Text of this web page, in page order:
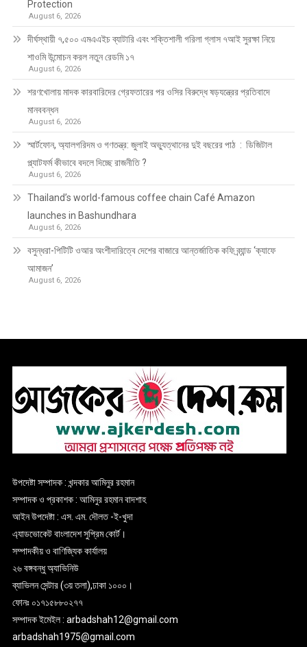
Protection
August 6, 2026
দীর্ঘস্থায়ী ৭,৫০০ এমএএইচ ব্যাটারি এবং শক্তিশালী গরিলা গ্লাস ৭আই সুরক্ষা নিয়ে
শাওমি উন্মোচন করল নতুন রেডমি ১৭
August 6, 2026
শরণখোলায় মাদক কারবারিদের গ্রেফতারের পর ওসির বিরুদ্ধে ষড়যন্ত্রের প্রতিবাদে
মানববন্ধন
August 6, 2026
স্মার্টফোন, অ্যালগরিদম ও গণতন্ত্র: জুলাই অভ্যুত্থানের দুই বছরের পাঠ : ডিজিটাল
প্ল্যাটফর্ম কীভাবে বদলে দিচ্ছে রাজনীতি ?
August 6, 2026
Thailand’s world-famous coffee chain Café Amazon
launches in Bashundhara
August 6, 2026
বসুন্ধরা-পিটিটি ওআর অংশীদারিত্বে দেশের বাজারে আন্তর্জাতিক কফি ব্র্যান্ড ‘ক্যাফে
আমাজন’
August 6, 2026
উপদেষ্টা সম্পাদক : খন্দকার আমিনুর রহমান
সম্পাদক ও প্রকাশক : আমিনুর রহমান বাদশাহ
আইন উপদেষ্টা : এস. এম. দৌলত -ই-খুদা
এ্যাডভোকেট বাংলাদেশ সুপ্রিম কোর্ট।
সম্পাদকীয় ও বাণিজ্যিক কার্যালয়
২৬ বঙ্গবন্ধু অ্যাভিনিউ
ব্যাভিলন সেন্টার (৩য় তলা),ঢাকা ১০০০।
ফোনঃ ০১৭১৫৮৮০২৭৭
সম্পাদক ইমেইল : arbadshah12@gmail.com
arbadshah1975@gmail.com